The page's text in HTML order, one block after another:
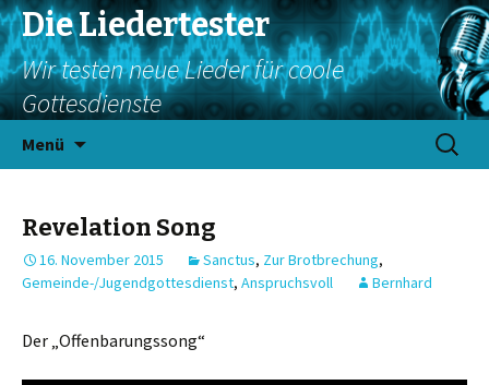
Die Liedertester
Wir testen neue Lieder für coole
Gottesdienste
Menü
Suchen
nach:
Revelation Song
16. November 2015 Sanctus, Zur Brotbrechung,
Gemeinde-/Jugendgottesdienst, Anspruchsvoll Bernhard
Der „Offenbarungssong“